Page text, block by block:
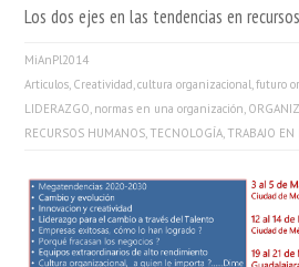
Los dos ejes en las tendencias en
MiAnPl2014
Articulos, Creatividad,cultura organizacional,futuro
LIDERAZGO, normas en una organización,
RECURSOS HUMANOS, TECNOLOGÍA, TRABAJO EN